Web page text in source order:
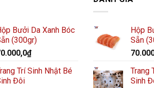
Bưởi Da Xanh Bóc
(300gr)
₫
Trí Sinh Nhật Bé
Đôi
Hộp
Sẵn
Trang
Sinh